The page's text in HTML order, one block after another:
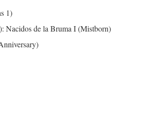
1)
Nacidos de la Bruma I (Mistborn)